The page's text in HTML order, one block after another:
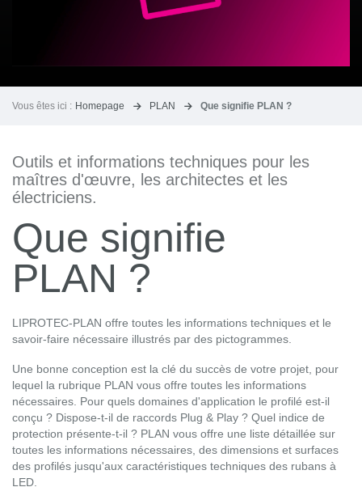
Vous êtes ici : Homepage PLAN Que signifie PLAN ?
Outils et informations techniques pour les
maîtres d'œuvre, les architectes et les
électriciens.
Que signifie
PLAN ?
LIPROTEC-PLAN offre toutes les informations techniques et le
savoir-faire nécessaire illustrés par des pictogrammes.
Une bonne conception est la clé du succès de votre projet, pour
lequel la rubrique PLAN vous offre toutes les informations
nécessaires. Pour quels domaines d'application le profilé est-il
conçu ? Dispose-t-il de raccords Plug & Play ? Quel indice de
protection présente-t-il ? PLAN vous offre une liste détaillée sur
toutes les informations nécessaires, des dimensions et surfaces
des profilés jusqu'aux caractéristiques techniques des rubans à
LED.